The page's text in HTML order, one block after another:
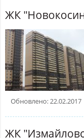
ЖК
Обновлено: 22.02.2017